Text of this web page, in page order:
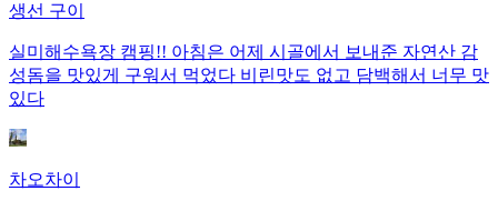
생선 구이
실미해수욕장 캠핑!! 아침은 어제 시골에서 보내준 자연산 감
성돔을 맛있게 구워서 먹었다 비린맛도 없고 담백해서 너무 맛
있다
차오차이